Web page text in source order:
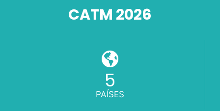
CATM 2026
5
PAÍSES